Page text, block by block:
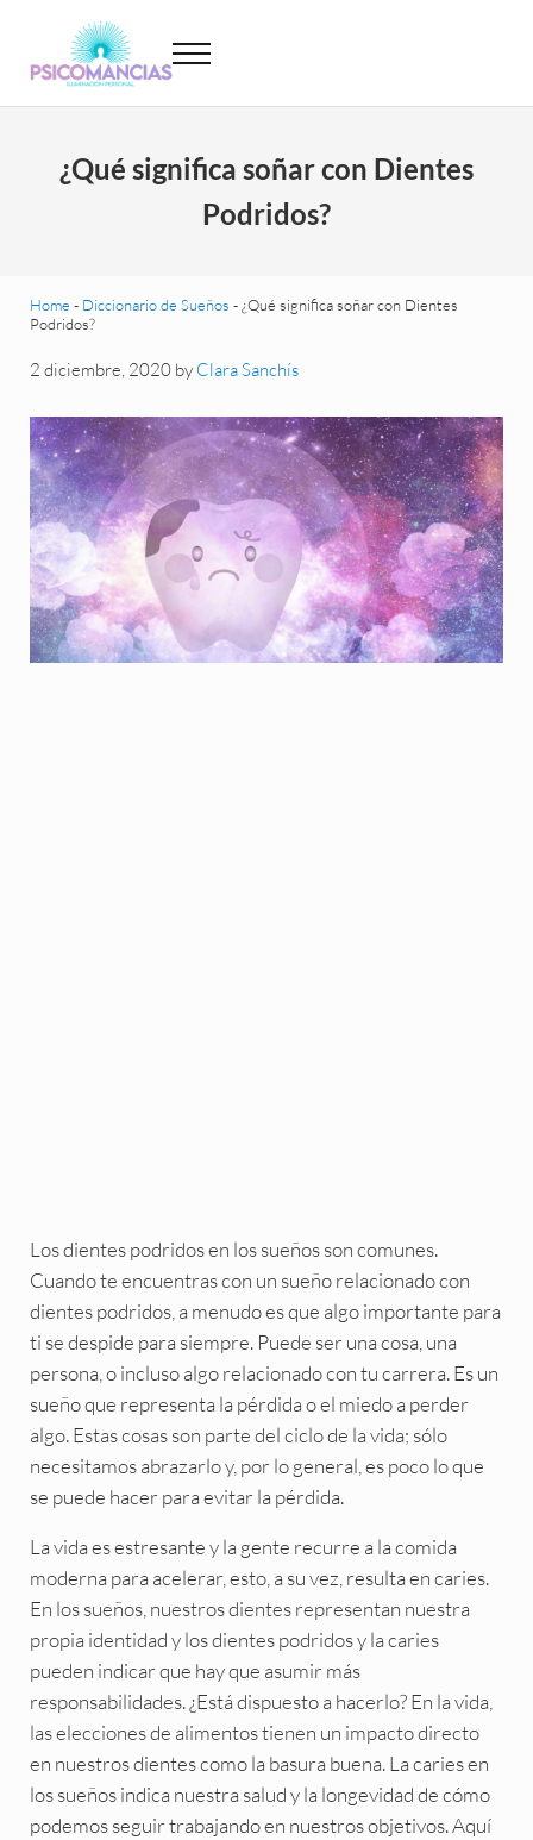
Psicomancias
Menu
¿Qué significa soñar con Dientes
Podridos?
Home - Diccionario de Sueños -¿Qué significa soñar con Dientes
Podridos?
2 diciembre, 2020 by Clara Sanchís
Los dientes podridos en los sueños son comunes.
Cuando te encuentras con un sueño relacionado con
dientes podridos, a menudo es que algo importante para
ti se despide para siempre. Puede ser una cosa, una
persona, o incluso algo relacionado con tu carrera. Es un
sueño que representa la pérdida o el miedo a perder
algo. Estas cosas son parte del ciclo de la vida; sólo
necesitamos abrazarlo y, por lo general, es poco lo que
se puede hacer para evitar la pérdida.
La vida es estresante y la gente recurre a la comida
moderna para acelerar, esto, a su vez, resulta en caries.
En los sueños, nuestros dientes representan nuestra
propia identidad y los dientes podridos y la caries
pueden indicar que hay que asumir más
responsabilidades. ¿Está dispuesto a hacerlo? En la vida,
las elecciones de alimentos tienen un impacto directo
en nuestros dientes como la basura buena. La caries en
los sueños indica nuestra salud y la longevidad de cómo
podemos seguir trabajando en nuestros objetivos. Aquí